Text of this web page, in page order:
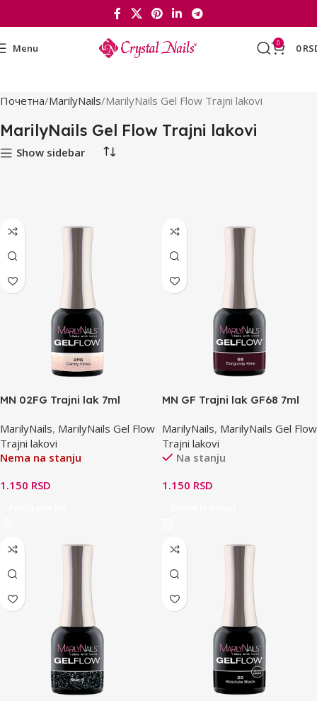
Menu 0 0
Почетна MarilyNails MarilyNails Gel Flow Trajni lakovi
MarilyNails Gel Flow Trajni lakovi
Show sidebar
MN 02FG Trajni lak 7ml
MarilyNails, MarilyNails Gel Flow
Trajni lakovi
Nema na stanju
1.150 RSD
MN GF Trajni lak GF68 7ml
MarilyNails, MarilyNails Gel Flow
Trajni lakovi
Na stanju
1.150 RSD